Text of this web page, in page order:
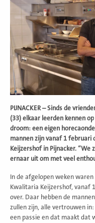
PIJNACKER – Sinds de
(33) elkaar leerden kennen
droom: een eigen
mannen zijn vanaf 1 februari
Keijzershof in Pijnacker.
ernaar uit om met veel
In de afgelopen weken
Kwalitaria Keijzershof, vanaf
over. Daar hebben de
zullen zijn, alle vertrouwen
een passie en dat maakt dat